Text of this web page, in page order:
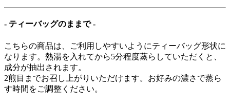
- ティーバッグのままで -
こちらの商品は、ご利用しやすいようにティーバッグ形状に
なります。熱湯を入れてから5分程度蒸らしていただくと、
成分が抽出されます。
2煎目までお召し上がりいただけます。お好みの濃さで蒸ら
す時間をご調整ください。